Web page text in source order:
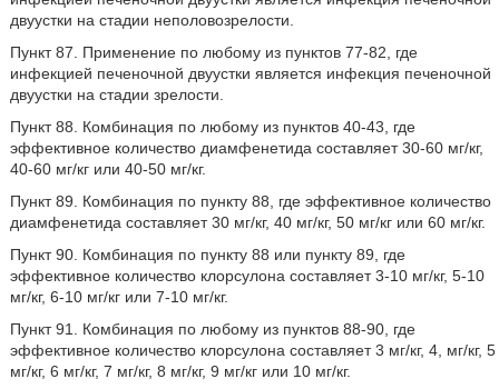
двуустки на стадии неполовозрелости.
Пункт 87. Применение по любому из пунктов 77-82, где
инфекцией печеночной двуустки является инфекция печеночной
двуустки на стадии зрелости.
Пункт 88. Комбинация по любому из пунктов 40-43, где
эффективное количество диамфенетида составляет 30-60 мг/кг,
40-60 мг/кг или 40-50 мг/кг.
Пункт 89. Комбинация по пункту 88, где эффективное количество
диамфенетида составляет 30 мг/кг, 40 мг/кг, 50 мг/кг или 60 мг/кг.
Пункт 90. Комбинация по пункту 88 или пункту 89, где
эффективное количество клорсулона составляет 3-10 мг/кг, 5-10
мг/кг, 6-10 мг/кг или 7-10 мг/кг.
Пункт 91. Комбинация по любому из пунктов 88-90, где
эффективное количество клорсулона составляет 3 мг/кг, 4, мг/кг, 5
мг/кг, 6 мг/кг, 7 мг/кг, 8 мг/кг, 9 мг/кг или 10 мг/кг.